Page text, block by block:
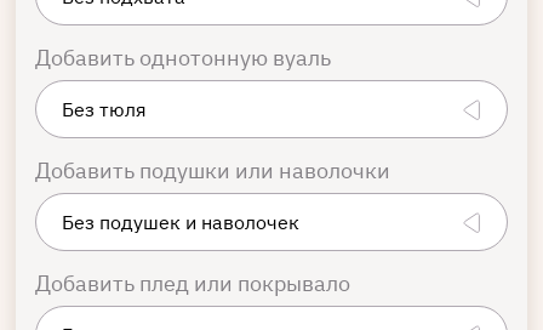
Добавить однотонную вуаль
Добавить подушки или наволочки
Добавить плед или покрывало